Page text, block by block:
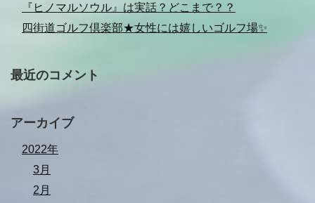
『ヒノマルソウル』は実話？どこまで？？
四街道ゴルフ倶楽部★女性には嬉しいゴルフ場✨
最近のコメント
アーカイブ
2022年
3月
2月